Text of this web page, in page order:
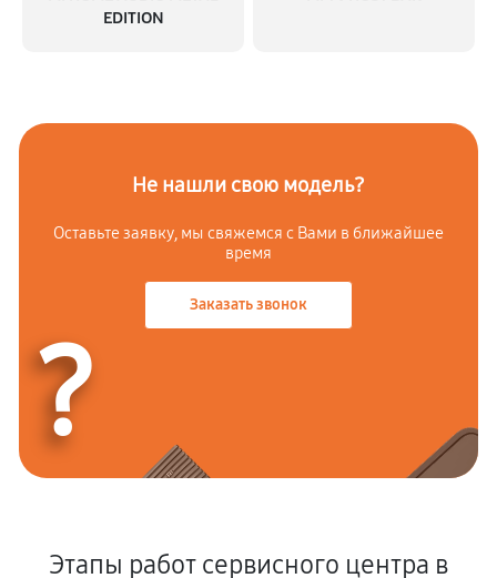
EDITION
Не нашли свою модель?
Оставьте заявку, мы свяжемся с Вами в ближайшее
время
Заказать звонок
?
Этапы работ сервисного центра в